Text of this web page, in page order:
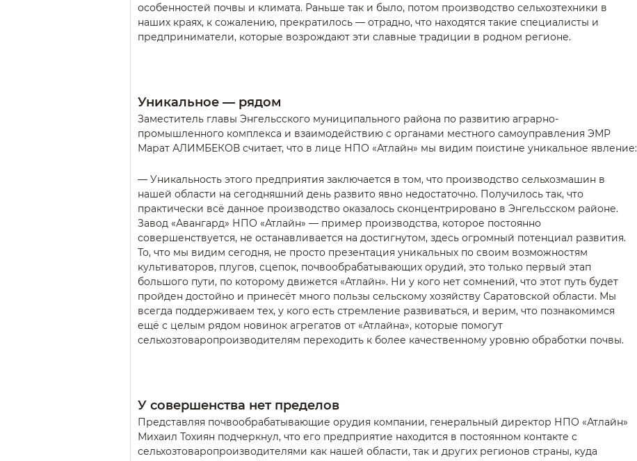
особенностей почвы и климата. Раньше так и было, потом производство сельхозтехники в
наших краях, к сожалению, прекратилось — отрадно, что находятся такие специалисты и
предприниматели, которые возрождают эти славные традиции в родном регионе.
Уникальное — рядом
Заместитель главы Энгельсского муниципального района по развитию аграрно-
промышленного комплекса и взаимодействию с органами местного самоуправления ЭМР
Марат АЛИМБЕКОВ считает, что в лице НПО «Атлайн» мы видим поистине уникальное явление:
— Уникальность этого предприятия заключается в том, что производство сельхозмашин в
нашей области на сегодняшний день развито явно недостаточно. Получилось так, что
практически всё данное производство оказалось сконцентрировано в Энгельсском районе.
Завод «Авангард» НПО «Атлайн» — пример производства, которое постоянно
совершенствуется, не останавливается на достигнутом, здесь огромный потенциал развития.
То, что мы видим сегодня, не просто презентация уникальных по своим возможностям
культиваторов, плугов, сцепок, почвообрабатывающих орудий, это только первый этап
большого пути, по которому движется «Атлайн». Ни у кого нет сомнений, что этот путь будет
пройден достойно и принесёт много пользы сельскому хозяйству Саратовской области. Мы
всегда поддерживаем тех, у кого есть стремление развиваться, и верим, что познакомимся
ещё с целым рядом новинок агрегатов от «Атлайна», которые помогут
сельхозтоваропроизводителям переходить к более качественному уровню обработки почвы.
У совершенства нет пределов
Представляя почвообрабатывающие орудия компании, генеральный директор НПО «Атлайн»
Михаил Тохиян подчеркнул, что его предприятие находится в постоянном контакте с
сельхозтоваропроизводителями как нашей области, так и других регионов страны, куда